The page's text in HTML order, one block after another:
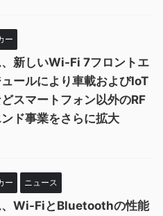
ー
新しいWi-Fi 7フロントエ
ールにより車載およびIoT
スマートフォン以外のRF
ド事業をさらに拡大
ー ニュース
、Wi-FiとBluetoothの性能